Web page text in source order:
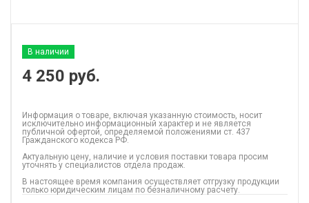
В наличии
4 250 руб.
Информация о товаре, включая указанную стоимость, носит
исключительно информационный характер и не является
публичной офертой, определяемой положениями ст. 437
Гражданского кодекса РФ.
Актуальную цену, наличие и условия поставки товара просим
уточнять у специалистов отдела продаж.
В настоящее время компания осуществляет отгрузку продукции
только юридическим лицам по безналичному расчету.